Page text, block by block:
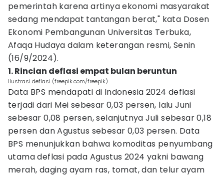
pemerintah karena artinya ekonomi masyarakat
sedang mendapat tantangan berat," kata Dosen
Ekonomi Pembangunan Universitas Terbuka,
Afaqa Hudaya dalam keterangan resmi, Senin
(16/9/2024).
1. Rincian deflasi empat bulan beruntun
Ilustrasi deflasi (freepik.com/freepik)
Data BPS mendapati di Indonesia 2024 deflasi
terjadi dari Mei sebesar 0,03 persen, lalu Juni
sebesar 0,08 persen, selanjutnya Juli sebesar 0,18
persen dan Agustus sebesar 0,03 persen. Data
BPS menunjukkan bahwa komoditas penyumbang
utama deflasi pada Agustus 2024 yakni bawang
merah, daging ayam ras, tomat, dan telur ayam